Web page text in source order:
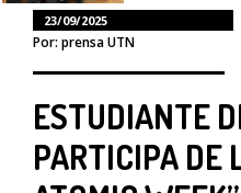
23/09/2025
Por: prensa UTN
ESTUDIANTE
PARTICIPA DE